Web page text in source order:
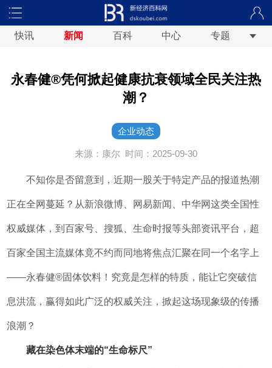
快讯 新闻 百科 中心 专题
永春健®凭何掀起健康抗衰领域全民关注热
潮？
企业动态
来源：康尔 时间：2025-09-30
不知你是否留意到，近期一股关于特定产品的报道热潮
正在全网蔓延？从新浪微博、网易新闻、中华网这类全国性
权威媒体，到百家号、搜狐、生命时报等头部资讯平台，超
百家全国主流媒体竟不约而同地将焦点汇聚在同一个名字上
——永春健®固体饮料！究竟是怎样的特质，能让它突破信
息洪流，赢得如此广泛的权威关注，掀起这场现象级的传播
浪潮？
藏在染色体末端的“生命标尺”